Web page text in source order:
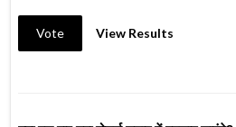
Vote View Results